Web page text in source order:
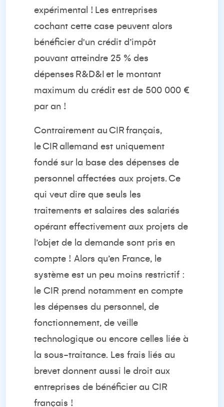
expérimental ! Les entreprises
cochant cette case peuvent alors
bénéficier d'un crédit d’impôt
pouvant atteindre 25 % des
dépenses R&D&I et le montant
maximum du crédit est de 500 000 €
par an !
Contrairement au CIR français,
leCIR allemand est uniquement
fondé sur la base des dépenses de
personnel affectées aux projets. Ce
qui veut dire que seuls les
traitements et salaires des salariés
opérant effectivement aux projets de
l’objet de la demande sont pris en
compte ! Alors qu’en France, le
système est un peu moins restrictif :
le CIR prend notamment en compte
les dépenses du personnel , de
fonctionnement, de veille
technologique ou encore celles liée à
la sous-traitance. Les frais liés au
brevet donnent aussi le droit aux
entreprises de bénéficier au CIR
français !